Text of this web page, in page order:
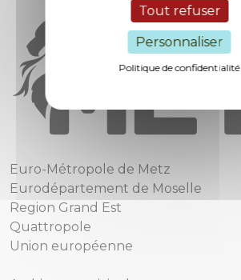
Tout refuser
Personnaliser
Politique de confidentialité
Euro-Métropole de Metz
Eurodépartement de Moselle
Region Grand Est
Quattropole
Union européenne